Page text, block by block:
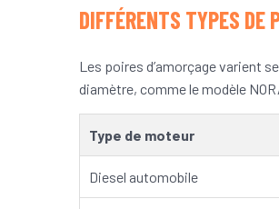
DIFFÉRENTS TYPES DE
Les poires d’amorçage varient
diamètre, comme le modèle
Type de moteur
Diesel automobile